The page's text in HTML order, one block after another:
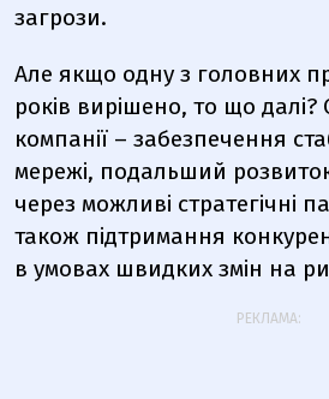
загрози.
Але якщо одну з головних
років вирішено, то що далі?
компанії – забезпечення
мережі, подальший
через можливі стратегічні
також підтримання
в умовах швидких змін на
РЕКЛАМА: